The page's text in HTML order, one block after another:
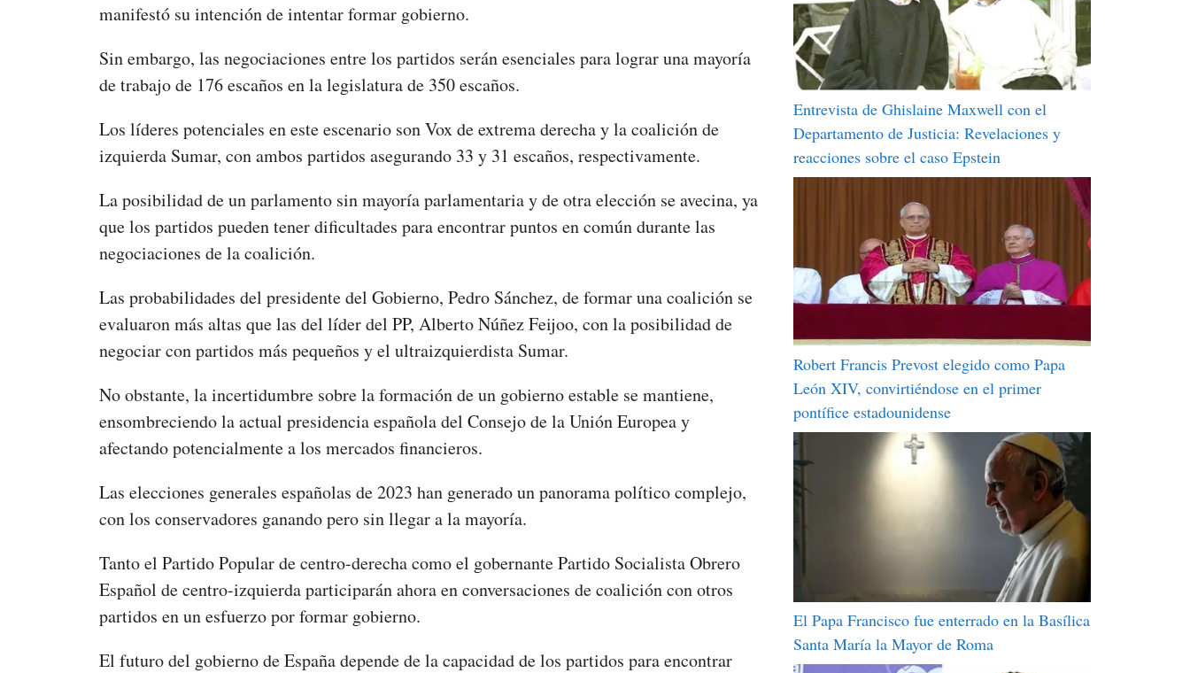
manifestó su intención de intentar formar gobierno.
Sin embargo, las negociaciones entre los partidos serán esenciales para lograr una mayoría
de trabajo de 176 escaños en la legislatura de 350 escaños.
Los líderes potenciales en este escenario son Vox de extrema derecha y la coalición de
izquierda Sumar, con ambos partidos asegurando 33 y 31 escaños, respectivamente.
La posibilidad de un parlamento sin mayoría parlamentaria y de otra elección se avecina, ya
que los partidos pueden tener dificultades para encontrar puntos en común durante las
negociaciones de la coalición.
Las probabilidades del presidente del Gobierno, Pedro Sánchez, de formar una coalición se
evaluaron más altas que las del líder del PP, Alberto Núñez Feijoo, con la posibilidad de
negociar con partidos más pequeños y el ultraizquierdista Sumar.
No obstante, la incertidumbre sobre la formación de un gobierno estable se mantiene,
ensombreciendo la actual presidencia española del Consejo de la Unión Europea y
afectando potencialmente a los mercados financieros.
Las elecciones generales españolas de 2023 han generado un panorama político complejo,
con los conservadores ganando pero sin llegar a la mayoría.
Tanto el Partido Popular de centro-derecha como el gobernante Partido Socialista Obrero
Español de centro-izquierda participarán ahora en conversaciones de coalición con otros
partidos en un esfuerzo por formar gobierno.
El futuro del gobierno de España depende de la capacidad de los partidos para encontrar
Entrevista de Ghislaine Maxwell con el
Departamento de Justicia: Revelaciones y
reacciones sobre el caso Epstein
Robert Francis Prevost elegido como Papa
León XIV, convirtiéndose en el primer
pontífice estadounidense
El Papa Francisco fue enterrado en la Basílica
Santa María la Mayor de Roma